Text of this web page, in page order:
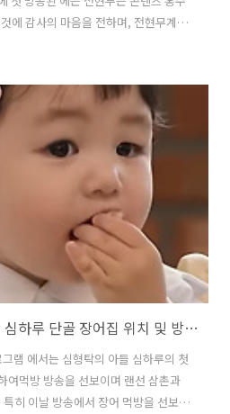
에 감사의 마음을 전하며, 전현무계획
시작하였다. 이날 전현무와 곽튜브
친척이 조선시대 수라간 상궁 출신이
강력 추천한 곳"이라 첫 번째 방문할
. 이번 글에서는 첫 방송을 시작한 에서
대전의 궁중 육개장 노포 맛집에 대
4 대전 궁중 육개장 ..
슈퍼맨이돌아왔다 심형탁 심하루 단골 장어집 위치 및 방문팁
램 에서는 심형탁의 아들 심하루의 첫
여먹방 방송을 선보이며 랜선 삼촌과
히 이날 방송에서 장어 먹방을 선보였